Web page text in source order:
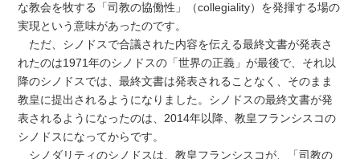
な教会を牧する「司教の協働性」（collegiality）を発揮する場の
実現という意味があったのです。
ただ、シノドスで合議された内容を伝える最終文書が発表さ
れたのは1971年のシノドスの「世界の正義」が最後で、それ以
降のシノドスでは、最終文書は発表されることなく、そのまま
教皇に提出されるようになりました。シノドスの最終文書が発
表されるようになったのは、2014年以降、教皇フランシスコの
シノドスになってからです。
シノダリティのシノドスは、教皇フランシスコが、「司教の